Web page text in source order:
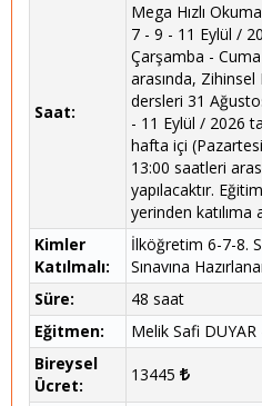
Saat:
Mega Hızlı
7 - 9 - 11 Eylül /
Çarşamba -
arasında,
dersleri 31
- 11 Eylül / 2026
hafta içi
13:00 saatleri
yapılacaktır.
yerinden katılıma
Kimler
Katılmalı:
İlköğretim 6-7-8.
Sınavına
Süre:
48 saat
Eğitmen:
Melik Safi
Bireysel
Ücret:
13445